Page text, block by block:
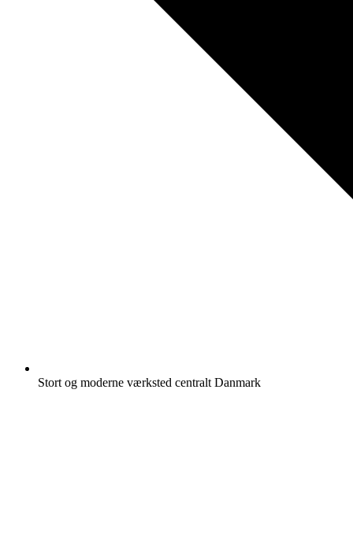
Stort og moderne værksted centralt Danmark